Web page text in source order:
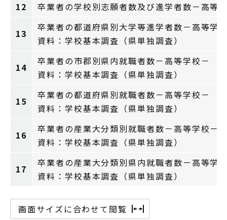
12
卒業者の学校別志願者数及び進学者数－高
13
卒業者の都道府県別大学等進学者数－高等学
資料：学校基本調査（県単独調査）
14
卒業者の市郡別県内就職者数－高等学校－
資料：学校基本調査（県単独調査）
15
卒業者の都道府県別就職者数－高等学校－
資料：学校基本調査（県単独調査）
16
卒業者の産業大分類別就職者数－高等学校－
資料：学校基本調査（県単独調査）
17
卒業者の産業大分類別県内就職者数－高等学
資料：学校基本調査（県単独調査）
画面サイズに合わせて閲覧